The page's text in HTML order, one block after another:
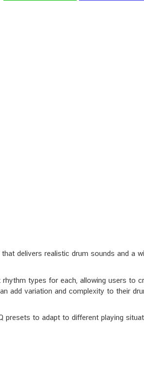
delivers realistic drum sounds and a
types for each, allowing users to
add variation and complexity to their
to adapt to different playing